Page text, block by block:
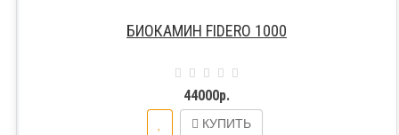
БИОКАМИН FIDERO 1000
44000р.
КУПИТЬ